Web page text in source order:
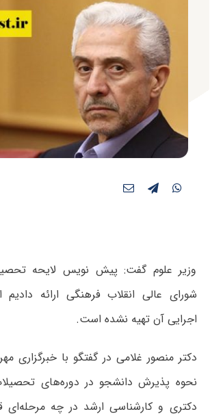
وزیر علوم گفت: پیش نویس لایحه
شورای عالی انقلاب فرهنگی ارائه دادیم
اجرایی آن تهیه نشده است.
دکتر منصور غلامی در گفتگو با خبرگزاری مهر
نحوه پذیرش دانشجو در دوره‌های
دکتری و کارشناسی ارشد در چه مرحله‌ای